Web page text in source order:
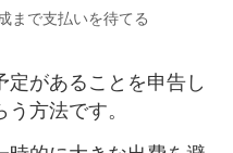
まで支払いを待てる
があることを申告し
方法です。